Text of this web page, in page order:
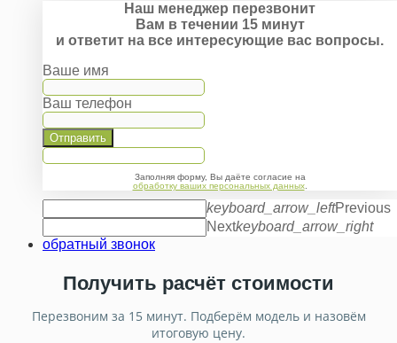
Наш менеджер перезвонит
Вам в течении 15 минут
и ответит на все интересующие вас вопросы.
Ваше имя
Ваш телефон
Отправить
Заполняя форму, Вы даёте согласие на
обработку ваших персональных данных.
keyboard_arrow_leftPrevious
Nextkeyboard_arrow_right
обратный звонок
Получить расчёт стоимости
Перезвоним за 15 минут. Подберём модель и назовём
итоговую цену.